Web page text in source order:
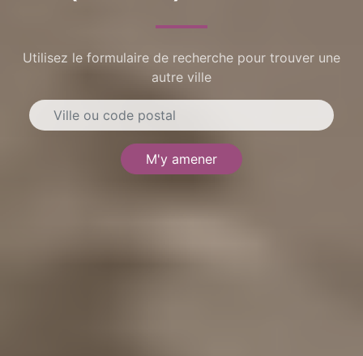
Utilisez le formulaire de recherche pour trouver une
autre ville
M'y amener